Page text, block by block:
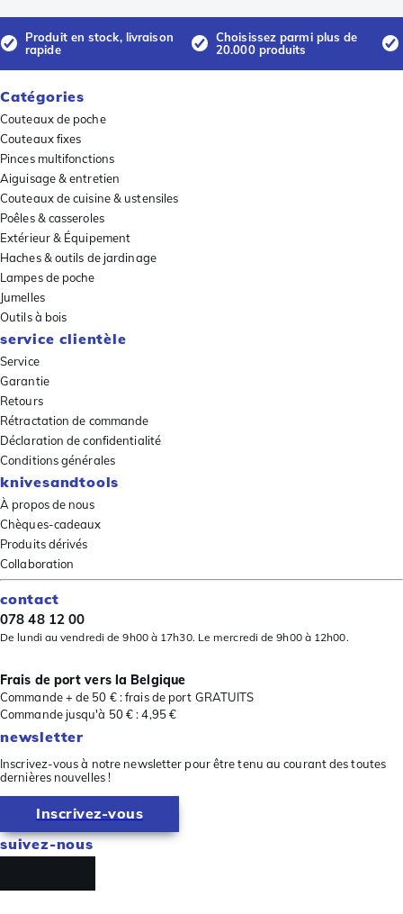
Produit en stock, livraison
rapide
Choisissez parmi plus de
20.000 produits
Catégories
Couteaux de poche
Couteaux fixes
Pinces multifonctions
Aiguisage & entretien
Couteaux de cuisine & ustensiles
Poêles & casseroles
Extérieur & Équipement
Haches & outils de jardinage
Lampes de poche
Jumelles
Outils à bois
service clientèle
Service
Garantie
Retours
Rétractation de commande
Déclaration de confidentialité
Conditions générales
knivesandtools
À propos de nous
Chèques-cadeaux
Produits dérivés
Collaboration
contact
078 48 12 00
De lundi au vendredi de 9h00 à 17h30. Le mercredi de 9h00 à 12h00.
Frais de port vers la Belgique
Commande + de 50 € : frais de port GRATUITS
Commande jusqu'à 50 € : 4,95 €
newsletter
Inscrivez-vous à notre newsletter pour être tenu au courant des toutes
dernières nouvelles !
Inscrivez-vous
suivez-nous